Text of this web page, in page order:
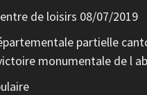
de loisirs 08/07/2019
partielle
monumentale de l